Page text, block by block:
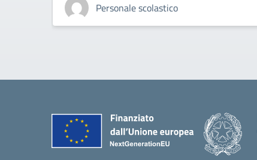
Personale scolastico